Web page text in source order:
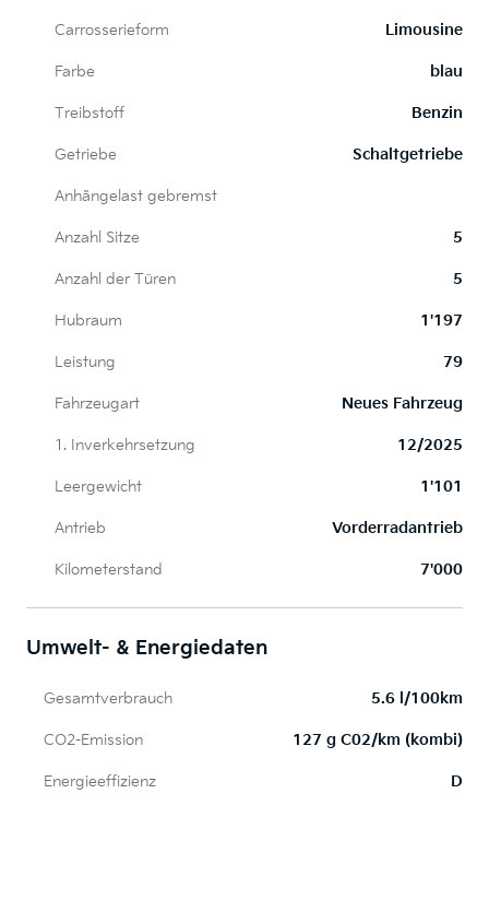
Carrosserieform Limousine
Farbe blau
Treibstoff Benzin
Getriebe Schaltgetriebe
Anhängelast gebremst
Anzahl Sitze 5
Anzahl der Türen 5
Hubraum 1'197
Leistung 79
Fahrzeugart Neues Fahrzeug
1. Inverkehrsetzung 12/2025
Leergewicht 1'101
Antrieb Vorderradantrieb
Kilometerstand 7'000
Umwelt- & Energiedaten
Gesamtverbrauch 5.6 l/100km
CO2-Emission 127 g C02/km (kombi)
Energieeffizienz D